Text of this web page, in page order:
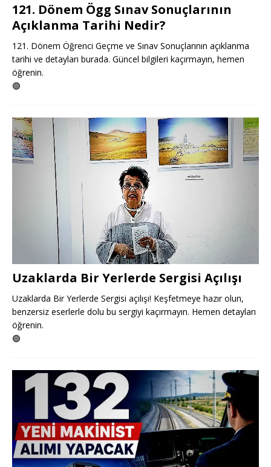
121. Dönem Ögg Sınav Sonuçlarının
Açıklanma Tarihi Nedir?
121. Dönem Öğrenci Geçme ve Sınav Sonuçlarının açıklanma
tarihi ve detayları burada. Güncel bilgileri kaçırmayın, hemen
öğrenin.
🟢
Uzaklarda Bir Yerlerde Sergisi Açılışı
Uzaklarda Bir Yerlerde Sergisi açılışı! Keşfetmeye hazır olun,
benzersiz eserlerle dolu bu sergiyi kaçırmayın. Hemen detayları
öğrenin.
🟢